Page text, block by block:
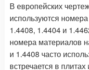
В европейских
используются
1.4408, 1.4404 и
номера материалов
и 1.4408 часто
встречается в